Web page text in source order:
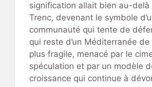
signification allait bien au-delà
Trenc, devenant le symbole
communauté qui tente de
qui reste d’un Méditerranée de
plus fragile, menacé par le
spéculation et par un modèle
croissance qui continue à